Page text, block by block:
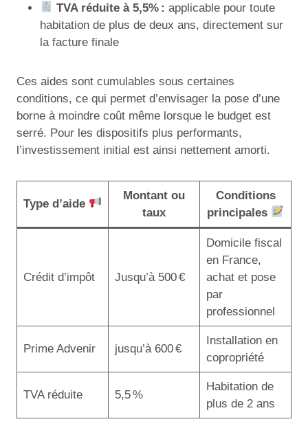
TVA réduite à 5,5% : applicable pour toute
habitation de plus de deux ans, directement sur
la facture finale
Ces aides sont cumulables sous certaines
conditions, ce qui permet d’envisager la pose d’une
borne à moindre coût même lorsque le budget est
serré. Pour les dispositifs plus performants,
l’investissement initial est ainsi nettement amorti.
Type d’aide
Montant ou
taux
Conditions
principales
Crédit d’impôt Jusqu’à 500 €
Domicile fiscal
en France,
achat et pose
par
professionnel
Prime Advenir jusqu’à 600 €
Installation en
copropriété
TVA réduite 5,5 %
Habitation de
plus de 2 ans